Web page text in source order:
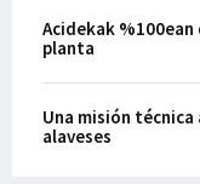
Acidekak
planta
Una misión
alaveses